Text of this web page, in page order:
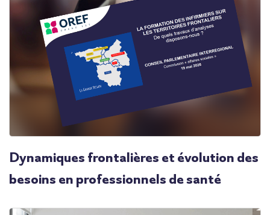
Dynamiques frontalières et évolution des
besoins en professionnels de santé